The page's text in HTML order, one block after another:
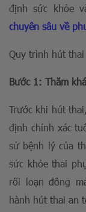
định sức khỏe
chuyên sâu về
Quy trình hút
Bước 1: Thăm
Trước khi hút
định chính xác
sử bệnh lý của
sức khỏe thai
rối loạn đông
hành hút thai an